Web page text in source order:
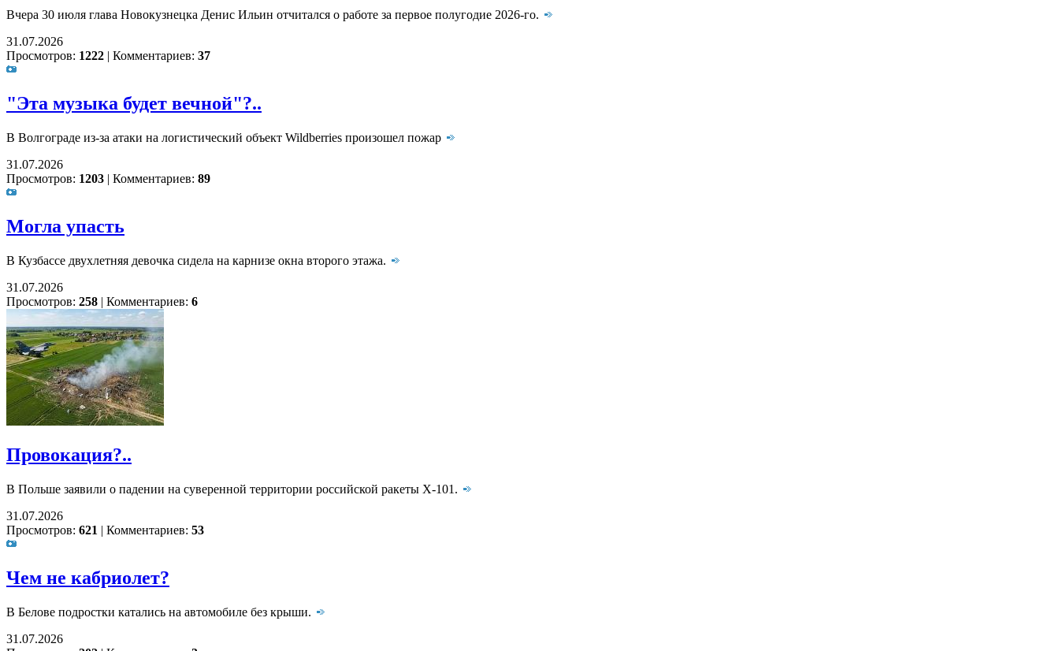
Вчера 30 июля глава Новокузнецка Денис Ильин отчитался о работе за первое полугодие 2026-го.
31.07.2026
Просмотров: 1222 | Комментариев: 37
"Эта музыка будет вечной"?..
В Волгограде из-за атаки на логистический объект Wildberries произошел пожар
31.07.2026
Просмотров: 1203 | Комментариев: 89
Могла упасть
В Кузбассе двухлетняя девочка сидела на карнизе окна второго этажа.
31.07.2026
Просмотров: 258 | Комментариев: 6
Провокация?..
В Польше заявили о падении на суверенной территории российской ракеты Х-101.
31.07.2026
Просмотров: 621 | Комментариев: 53
Чем не кабриолет?
В Белове подростки катались на автомобиле без крыши.
31.07.2026